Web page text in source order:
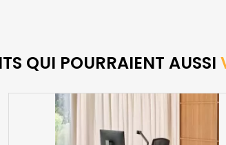
QUI POURRAIENT AUSSI